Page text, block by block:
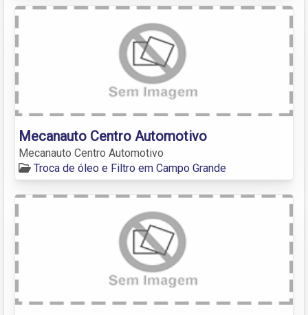
Mecanauto Centro Automotivo
Mecanauto Centro Automotivo
Troca de óleo e Filtro em Campo Grande